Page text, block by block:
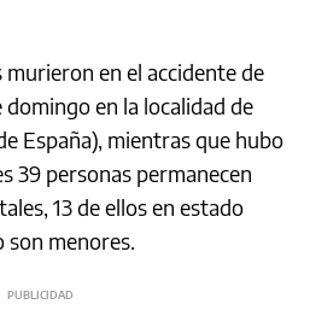
en el accidente de
en la localidad de
España), mientras que hubo
39 personas permanecen
13 de ellos en estado
son menores.